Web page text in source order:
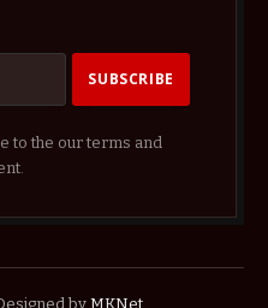
to the our terms and
by MKNet